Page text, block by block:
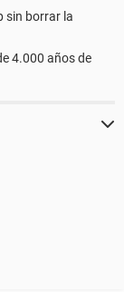
sin borrar la
4.000 años de